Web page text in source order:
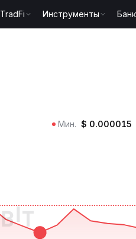
TradFi Инструменты
Мин. $ 0.000015